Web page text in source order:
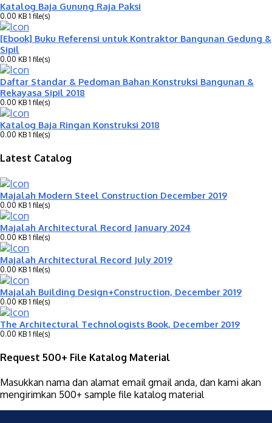
Katalog Baja Gunung Raja Paksi
0.00 KB 1 file(s)
[Ebook] Buku Referensi untuk Kontraktor Bangunan Gedung &
Sipil
0.00 KB 1 file(s)
Daftar Standar & Pedoman Bahan Konstruksi Bangunan &
Rekayasa Sipil 2018
0.00 KB 1 file(s)
Katalog Baja Ringan Konstruksi 2018
0.00 KB 1 file(s)
Latest Catalog
Majalah Modern Steel Construction December 2019
0.00 KB 1 file(s)
Majalah Architectural Record January 2024
0.00 KB 1 file(s)
Majalah Architectural Record July 2019
0.00 KB 1 file(s)
Majalah Building Design+Construction, December 2019
0.00 KB 1 file(s)
The Architectural Technologists Book, December 2019
0.00 KB 1 file(s)
Request 500+ File Katalog Material
Masukkan nama dan alamat email gmail anda, dan kami akan
mengirimkan 500+ sample file katalog material